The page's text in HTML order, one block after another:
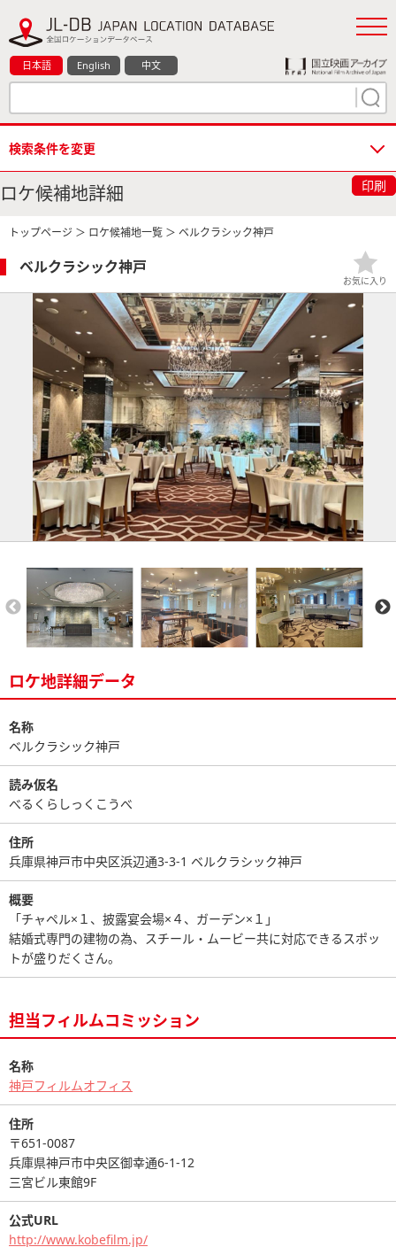
日本語 English 中文
検索条件を変更
ロケ候補地詳細 印刷
トップページ ＞ ロケ候補地一覧 ＞ ベルクラシック神戸
ベルクラシック神戸
お気に入り
ロケ地詳細データ
名称
ベルクラシック神戸
読み仮名
べるくらしっくこうべ
住所
兵庫県神戸市中央区浜辺通3-3-1 ベルクラシック神戸
概要
「チャペル×１、披露宴会場×４、ガーデン×１」
結婚式専門の建物の為、スチール・ムービー共に対応できるスポッ
トが盛りだくさん。
担当フィルムコミッション
名称
神戸フィルムオフィス
住所
〒651-0087
兵庫県神戸市中央区御幸通6-1-12
三宮ビル東館9F
公式URL
http://www.kobefilm.jp/